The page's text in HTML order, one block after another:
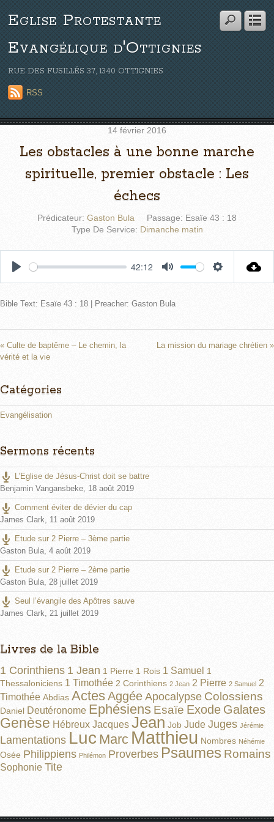
Eglise Protestante
Evangélique d'Ottignies
RUE DES FUSILLÉS 37, 1340 OTTIGNIES
RSS
14 février 2016
Les obstacles à une bonne marche
spirituelle, premier obstacle : Les
échecs
Prédicateur: Gaston Bula Passage: Esaïe 43 : 18
Type De Service: Dimanche matin
a
42:12
t
i
n
Bible Text: Esaïe 43 : 18 | Preacher: Gaston Bula
« Culte de baptême – Le chemin, la
vérité et la vie
La mission du mariage chrétien »
Catégories
Evangélisation
Sermons récents
L’Eglise de Jésus-Christ doit se battre
Benjamin Vangansbeke, 18 août 2019
Comment éviter de dévier du cap
James Clark, 11 août 2019
Etude sur 2 Pierre – 3ème partie
Gaston Bula, 4 août 2019
Etude sur 2 Pierre – 2ème partie
Gaston Bula, 28 juillet 2019
Seul l’évangile des Apôtres sauve
James Clark, 21 juillet 2019
Livres de la Bible
1 Corinthiens 1 Jean 1 Pierre 1 Rois 1 Samuel 1
Thessaloniciens 1 Timothée 2 Corinthiens 2 Jean 2 Pierre 2 Samuel 2
Timothée Abdias ActesAggée Apocalypse Colossiens
Daniel Deutéronome Ephésiens Esaïe Exode Galates
Genèse Hébreux Jacques Jean Job Jude Juges Jérémie
Lamentations Luc Marc Matthieu Nombres Néhémie
Osée Philippiens Philémon Proverbes Psaumes Romains
Sophonie Tite